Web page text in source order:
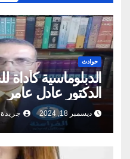
حوادث
الدبلوماسية كأداة
الدكتور عادل عامر
ديسمبر 18, 2024 جريدة